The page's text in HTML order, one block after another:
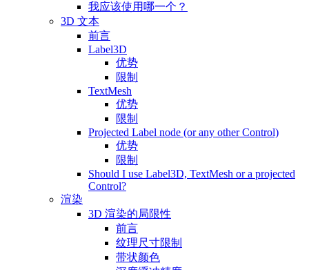
我应该使用哪一个？
3D 文本
前言
Label3D
优势
限制
TextMesh
优势
限制
Projected Label node (or any other Control)
优势
限制
Should I use Label3D, TextMesh or a projected
Control?
渲染
3D 渲染的局限性
前言
纹理尺寸限制
带状颜色